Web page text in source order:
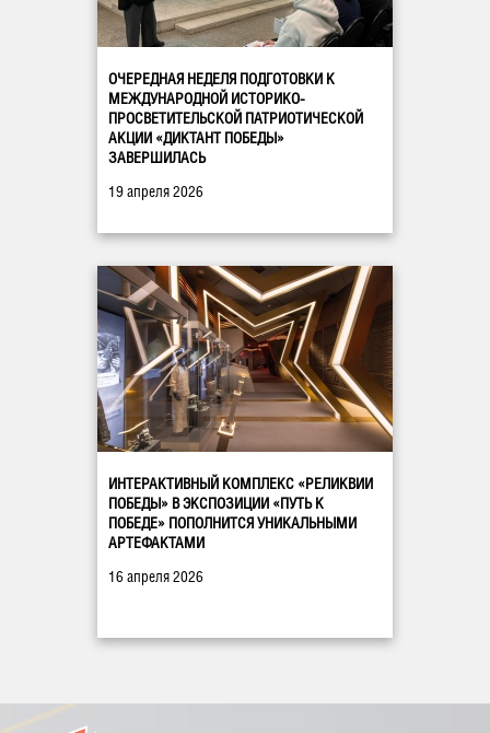
ОЧЕРЕДНАЯ НЕДЕЛЯ ПОДГОТОВКИ К
МЕЖДУНАРОДНОЙ ИСТОРИКО-
ПРОСВЕТИТЕЛЬСКОЙ ПАТРИОТИЧЕСКОЙ
АКЦИИ «ДИКТАНТ ПОБЕДЫ»
ЗАВЕРШИЛАСЬ
19 апреля 2026
ИНТЕРАКТИВНЫЙ КОМПЛЕКС «РЕЛИКВИИ
ПОБЕДЫ» В ЭКСПОЗИЦИИ «ПУТЬ К
ПОБЕДЕ» ПОПОЛНИТСЯ УНИКАЛЬНЫМИ
АРТЕФАКТАМИ
16 апреля 2026